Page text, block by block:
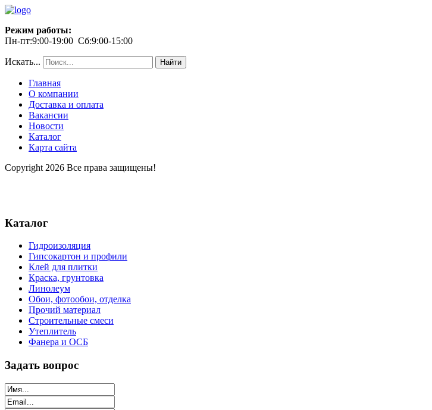
Режим работы:
Пн-пт:9:00-19:00 Сб:9:00-15:00
Искать... Найти
Главная
О компании
Доставка и оплата
Вакансии
Новости
Каталог
Карта сайта
Copyright 2026 Все права защищены!
Каталог
Гидроизоляция
Гипсокартон и профили
Клей для плитки
Краска, грунтовка
Линолеум
Обои, фотообои, отделка
Прочий материал
Строительные смеси
Утеплитель
Фанера и ОСБ
Задать вопрос